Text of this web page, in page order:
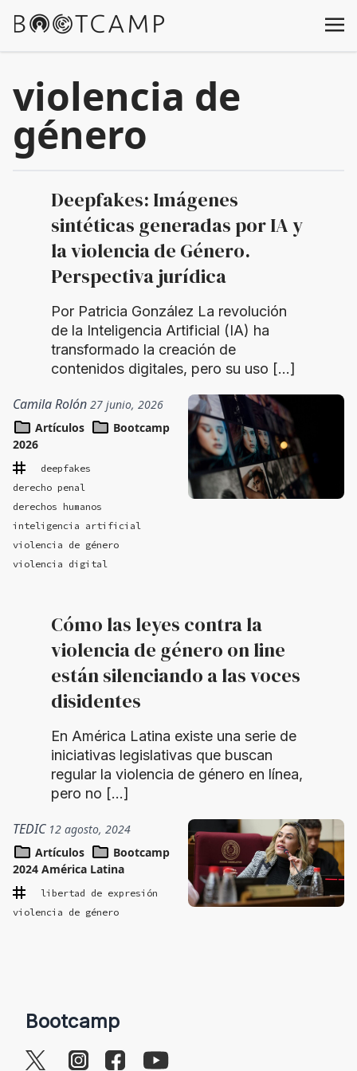
violencia de
género
Deepfakes: Imágenes
sintéticas generadas por IA y
la violencia de Género.
Perspectiva jurídica
Por Patricia González La revolución
de la Inteligencia Artificial (IA) ha
transformado la creación de
contenidos digitales, pero su uso […]
Camila Rolón 27 junio, 2026
Artículos
Bootcamp
2026
deepfakes
derecho penal
derechos humanos
inteligencia artificial
violencia de género
violencia digital
Cómo las leyes contra la
violencia de género on line
están silenciando a las voces
disidentes
En América Latina existe una serie de
iniciativas legislativas que buscan
regular la violencia de género en línea,
pero no […]
TEDIC 12 agosto, 2024
Artículos
Bootcamp
2024 América Latina
libertad de expresión
violencia de género
Bootcamp